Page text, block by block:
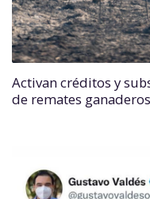
Activan créditos y
de remates ganaderos